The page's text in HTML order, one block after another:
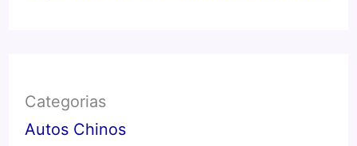
Categorias
Autos Chinos